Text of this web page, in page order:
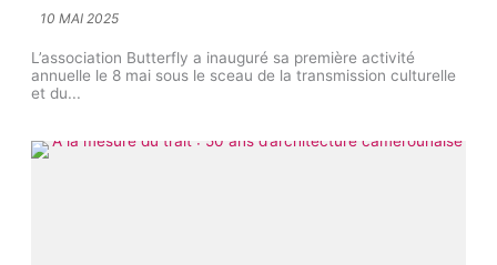
10 MAI 2025
L’association Butterfly a inauguré sa première activité
annuelle le 8 mai sous le sceau de la transmission culturelle
et du...